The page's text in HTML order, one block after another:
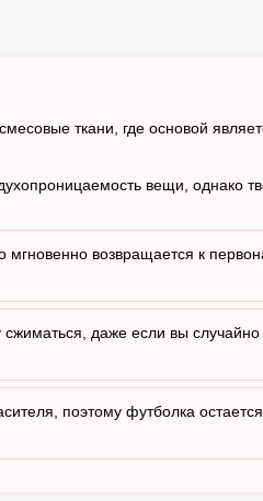
ткани, где основой
вещи, однако
мгновенно возвращается к
даже если вы
поэтому футболка